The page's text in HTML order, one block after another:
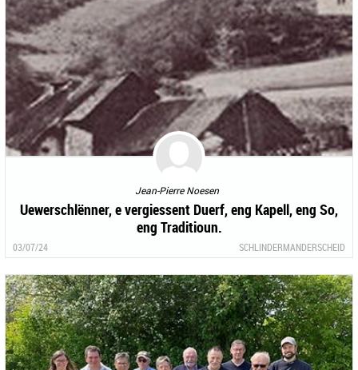
Jean-Pierre Noesen
Uewerschlënner, e vergiessent Duerf, eng Kapell, eng So,
eng Traditioun.
03/07/24 SCHLINDERMANDERSCHEID